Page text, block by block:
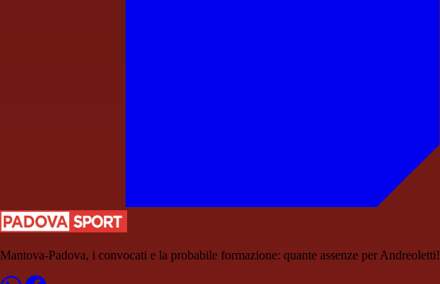
Mantova-Padova, i convocati e la probabile formazione: quante assenze per Andreoletti!